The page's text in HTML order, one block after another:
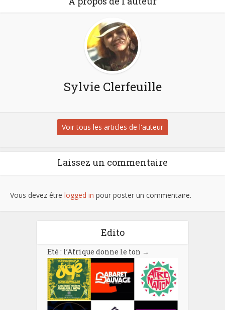
Sylvie Clerfeuille
Voir tous les articles de l'auteur
Laissez un commentaire
Vous devez être logged in pour poster un commentaire.
Edito
Eté : l’Afrique donne le ton →